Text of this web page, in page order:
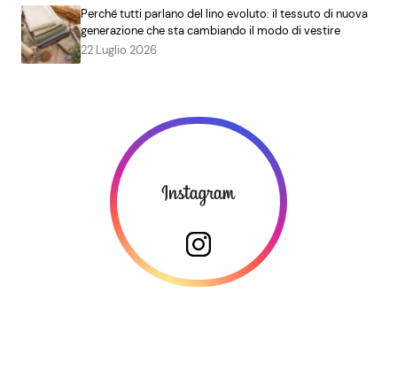
Perché tutti parlano del lino evoluto: il tessuto di nuova
generazione che sta cambiando il modo di vestire
22 Luglio 2026